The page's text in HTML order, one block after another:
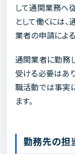
して通関業務へ
として働くには
業者の申請によ
通関業者に勤務
受ける必要はあ
職活動では事実
ます。
勤務先の担